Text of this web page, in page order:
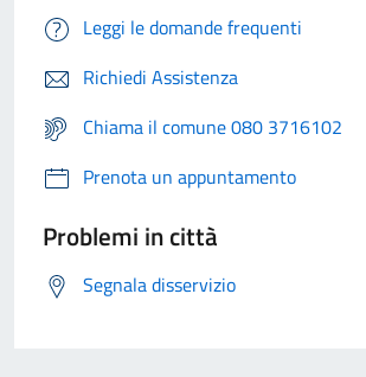
Leggi le domande frequenti
Richiedi Assistenza
Chiama il comune 080 3716102
Prenota un appuntamento
Problemi in città
Segnala disservizio